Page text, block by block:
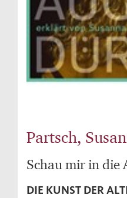
Partsch,
Schau mir in die
DIE KUNST DER